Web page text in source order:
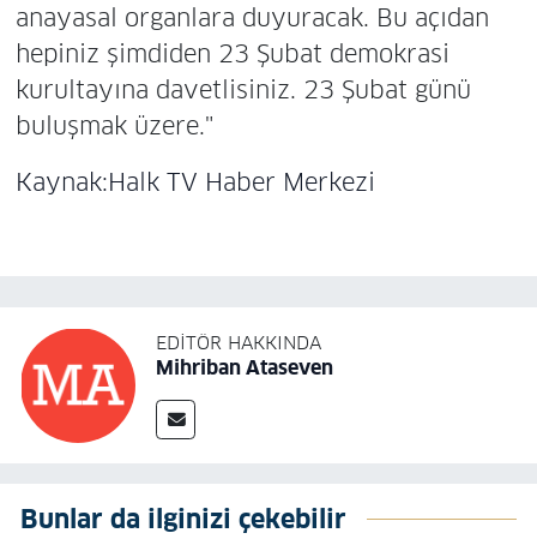
anayasal organlara duyuracak. Bu açıdan
hepiniz şimdiden 23 Şubat demokrasi
kurultayına davetlisiniz. 23 Şubat günü
buluşmak üzere."
Kaynak:Halk TV Haber Merkezi
EDITÖR HAKKINDA
Mihriban Ataseven
Bunlar da ilginizi çekebilir